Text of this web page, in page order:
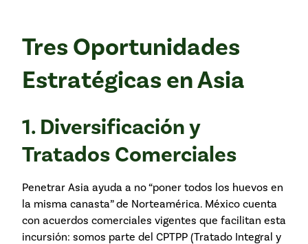
Tres Oportunidades
Estratégicas en Asia
1. Diversificación y
Tratados Comerciales
Penetrar Asia ayuda a no “poner todos los huevos en
la misma canasta” de Norteamérica. México cuenta
con acuerdos comerciales vigentes que facilitan esta
incursión: somos parte del CPTPP (Tratado Integral y